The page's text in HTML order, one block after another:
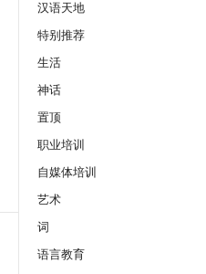
汉语天地
特别推荐
生活
神话
置顶
职业培训
自媒体培训
艺术
词
语言教育